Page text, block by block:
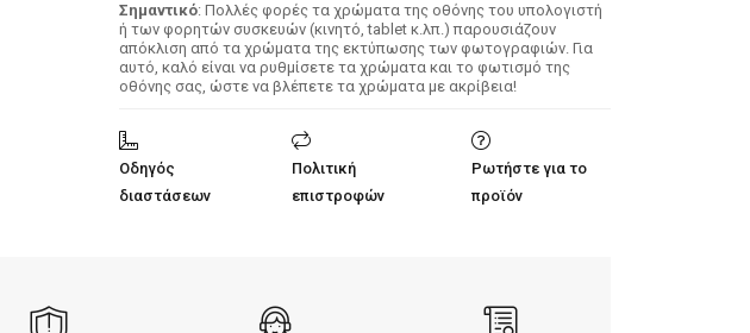
Σημαντικό: Πολλές φορές τα χρώματα της οθόνης του υπολογιστή
ή των φορητών συσκευών (κινητό, tablet κ.λπ.) παρουσιάζουν
απόκλιση από τα χρώματα της εκτύπωσης των φωτογραφιών. Για
αυτό, καλό είναι να ρυθμίσετε τα χρώματα και το φωτισμό της
οθόνης σας, ώστε να βλέπετε τα χρώματα με ακρίβεια!
Οδηγός
διαστάσεων
Πολιτική
επιστροφών
Ρωτήστε για το
προϊόν